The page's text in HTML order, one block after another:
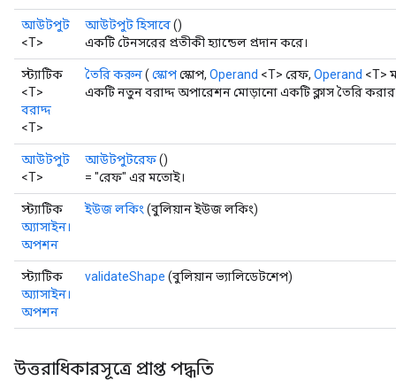
আউটপুট
<T>
আউটপুট হিসাবে()
একটি টেনসরের প্রতীকী হ্যান্ডেল প্রদান করে।
স্ট্যাটিক
<T>
বরাদ্দ
<T>
তৈরি করুন( স্কোপস্কোপ, Operand <T> রেফ, Operand <T>
একটি নতুন বরাদ্দ অপারেশন মোড়ানো একটি ক্লাস তৈরি করার
আউটপুট
<T>
আউটপুটরেফ()
= "রেফ" এর মতোই।
স্ট্যাটিক
অ্যাসাইন।
অপশন
ইউজ লকিং (বুলিয়ান ইউজ লকিং)
স্ট্যাটিক
অ্যাসাইন।
অপশন
validateShape (বুলিয়ান ভ্যালিডেটশেপ)
উত্তরাধিকারসূত্রে প্রাপ্ত পদ্ধতি